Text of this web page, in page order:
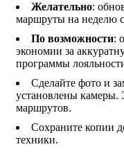
Желательно:
маршруты на неделю с
По возможности:
экономии за
программы
Сделайте фото и
установлены камеры.
маршрутов.
Сохраните копии
техники.